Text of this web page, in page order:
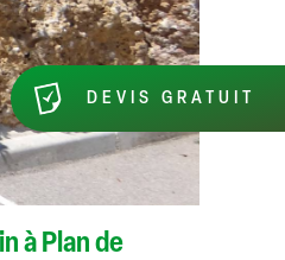
à Plan de
DEVIS GRATUIT